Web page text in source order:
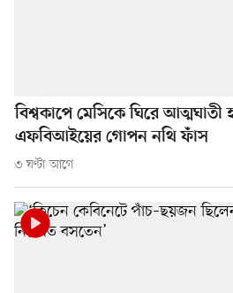
বিশ্বকাপে মেসিকে ঘিরে আত্মঘাতী
এফবিআইয়ের গোপন নথি ফাঁস
৩ ঘণ্টা আগে